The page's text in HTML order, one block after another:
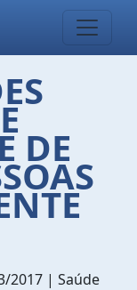
DE
2017 | Saúde